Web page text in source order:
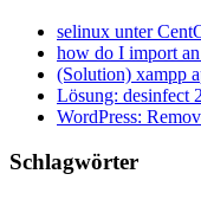
selinux unter
how do I import
(Solution) xampp
Lösung: desinfect
WordPress:
Schlagwörter